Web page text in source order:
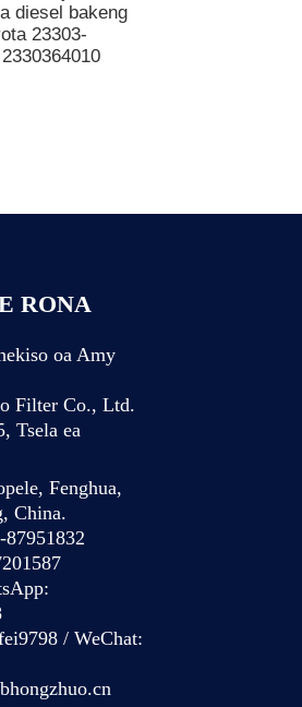
diesel bakeng
23303-
RONA
oa Amy
Filter Co., Ltd.
Tsela ea
Fenghua,
China.
/ WeChat: